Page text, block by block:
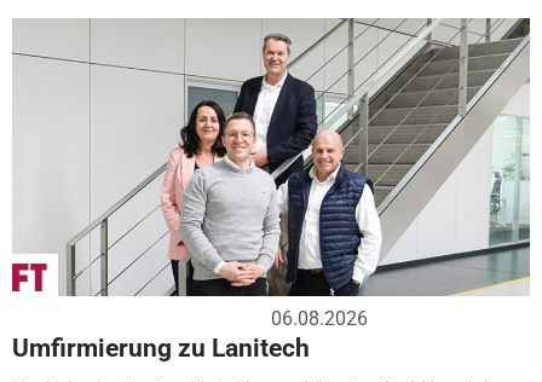
06.08.2026
Umfirmierung zu Lanitech